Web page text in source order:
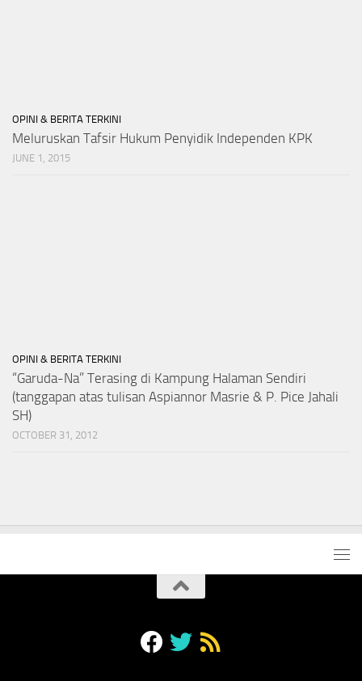
OPINI & BERITA TERKINI
Meluruskan Tafsir Hukum Penyidik Independen KPK
JUNE 1, 2015
OPINI & BERITA TERKINI
“Garuda-Na” Terasing di Kampung Halaman Sendiri
(tanggapan atas tulisan Aspiannor Masrie & P. Pice Jahali
SH)
OCTOBER 31, 2012